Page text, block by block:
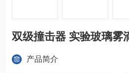
双级撞击器 实验玻璃雾
产品简介